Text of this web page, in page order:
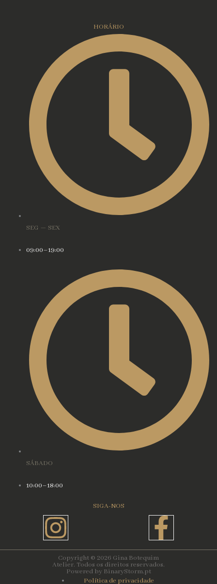
HORÁRIO
SEG — SEX
09:00–19:00
SÁBADO
10:00–18:00
SIGA-NOS
Instagram
f
Copyright © 2026 Gina Botequim
Atelier. Todos os direitos reservados.
Powered by BinaryStorm.pt
Política de privacidade